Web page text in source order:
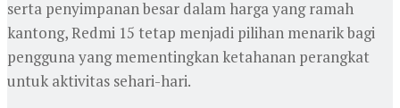
serta penyimpanan besar dalam harga yang ramah
kantong, Redmi 15 tetap menjadi pilihan menarik bagi
pengguna yang mementingkan ketahanan perangkat
untuk aktivitas sehari-hari.